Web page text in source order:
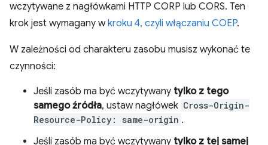
wczytywane z nagłówkami HTTP CORP lub CORS. Ten
krok jest wymagany wkroku 4, czyli włączaniu COEP.
W zależności od charakteru zasobu musisz wykonać te
czynności:
Jeśli zasób ma być wczytywany tylko z tego
samego źródła, ustaw nagłówek Cross-Origin-
Resource-Policy: same-origin .
Jeśli zasób ma być wczytywany tylko z tej samej